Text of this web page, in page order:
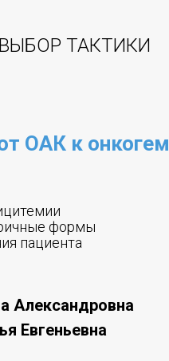
ТАКТИКИ
ОАК к
формы
пациента
Александровна
Евгеньевна